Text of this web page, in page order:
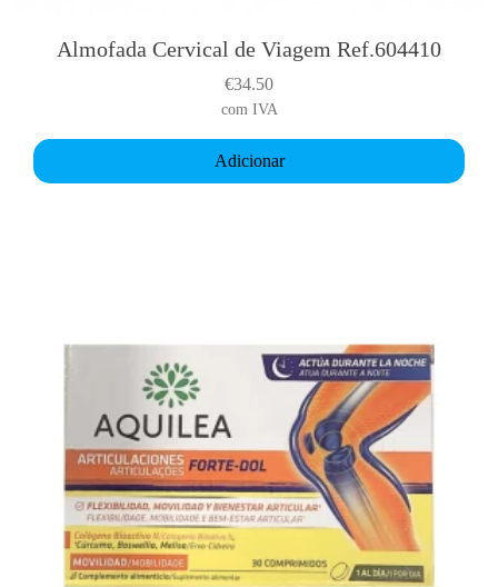
Almofada Cervical de Viagem Ref.604410
€34.50
com IVA
Adicionar